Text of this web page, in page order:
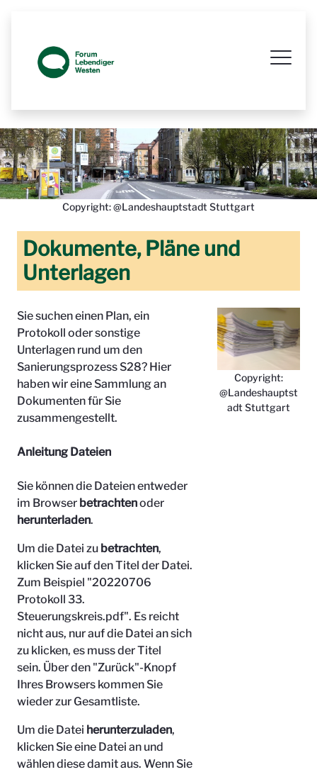
Copyright: @Landeshauptstadt Stuttgart
Dokumente, Pläne und
Unterlagen
Sie suchen einen Plan, ein
Protokoll oder sonstige
Unterlagen rund um den
Sanierungsprozess S28? Hier
haben wir eine Sammlung an
Dokumenten für Sie
zusammengestellt.
Anleitung Dateien
Sie können die Dateien entweder
im Browser betrachtenoder
herunterladen.
Um die Datei zu betrachten,
klicken Sie auf den Titel der Datei.
Zum Beispiel "20220706
Protokoll 33.
Steuerungskreis.pdf". Es reicht
nicht aus, nur auf die Datei an sich
zu klicken, es muss der Titel
sein. Über den "Zurück"-Knopf
Ihres Browsers kommen Sie
wieder zur Gesamtliste.
Um die Datei herunterzuladen,
klicken Sie eine Datei an und
wählen diese damit aus. Wenn Sie
Copyright:
@Landeshauptst
adt Stuttgart